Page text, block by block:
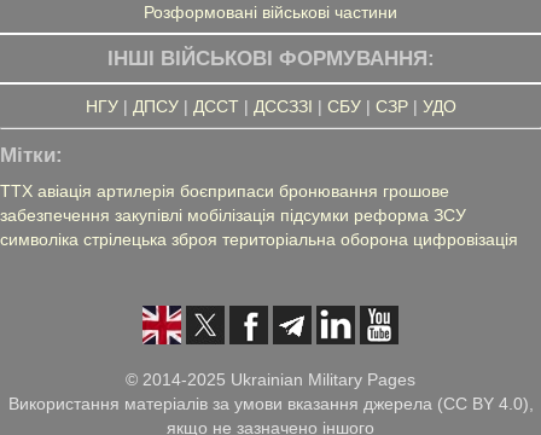
Розформовані військові частини
ІНШІ ВІЙСЬКОВІ ФОРМУВАННЯ:
НГУ| ДПСУ| ДССТ| ДССЗЗІ | СБУ| СЗР| УДО
Мітки:
ТТХ авіація артилерія боєприпаси бронювання грошове
забезпечення закупівлі мобілізація підсумки реформа ЗСУ
символіка стрілецька зброя територіальна оборона цифровізація
© 2014-2025 Ukrainian Military Pages
Використання матеріалів за умови вказання джерела (CC BY 4.0),
якщо не зазначено іншого